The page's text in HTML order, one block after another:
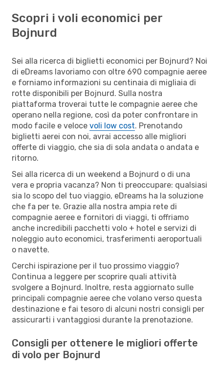
Scopri i voli economici per
Bojnurd
Sei alla ricerca di biglietti economici per Bojnurd? Noi
di eDreams lavoriamo con oltre 690 compagnie aeree
e forniamo informazioni su centinaia di migliaia di
rotte disponibili per Bojnurd. Sulla nostra
piattaforma troverai tutte le compagnie aeree che
operano nella regione, così da poter confrontare in
modo facile e veloce voli low cost. Prenotando
biglietti aerei con noi, avrai accesso alle migliori
offerte di viaggio, che sia di sola andata o andata e
ritorno.
Sei alla ricerca di un weekend a Bojnurd o di una
vera e propria vacanza? Non ti preoccupare: qualsiasi
sia lo scopo del tuo viaggio, eDreams ha la soluzione
che fa per te. Grazie alla nostra ampia rete di
compagnie aeree e fornitori di viaggi, ti offriamo
anche incredibili pacchetti volo + hotel e servizi di
noleggio auto economici, trasferimenti aeroportuali
o navette.
Cerchi ispirazione per il tuo prossimo viaggio?
Continua a leggere per scoprire quali attività
svolgere a Bojnurd. Inoltre, resta aggiornato sulle
principali compagnie aeree che volano verso questa
destinazione e fai tesoro di alcuni nostri consigli per
assicurarti i vantaggiosi durante la prenotazione.
Consigli per ottenere le migliori offerte
di volo per Bojnurd